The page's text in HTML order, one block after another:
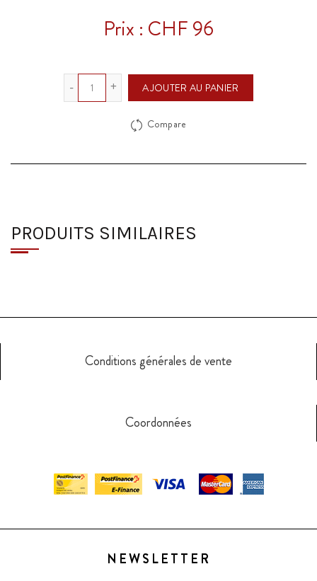
Prix : CHF 96
Quantité
AJOUTER AU PANIER
Compare
PRODUITS SIMILAIRES
Conditions générales de vente
Coordonnées
NEWSLETTER